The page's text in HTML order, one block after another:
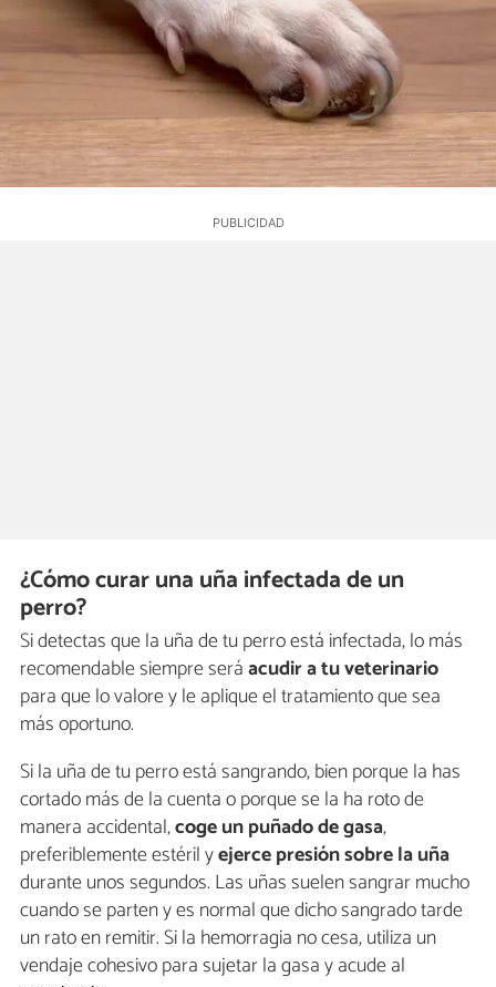
¿Cómo curar una uña infectada de un
perro?
Si detectas que la uña de tu perro está infectada, lo más
recomendable siempre seráacudir a tu veterinario
para que lo valore y le aplique el tratamiento que sea
más oportuno.
Si la uña de tu perro está sangrando, bien porque la has
cortado más de la cuenta o porque se la ha roto de
manera accidental,coge un puñado de gasa,
preferiblemente estéril yejerce presión sobre la uña
durante unos segundos. Las uñas suelen sangrar mucho
cuando se parten y es normal que dicho sangrado tarde
un rato en remitir. Si la hemorragia no cesa, utiliza un
vendaje cohesivo para sujetar la gasa y acude al